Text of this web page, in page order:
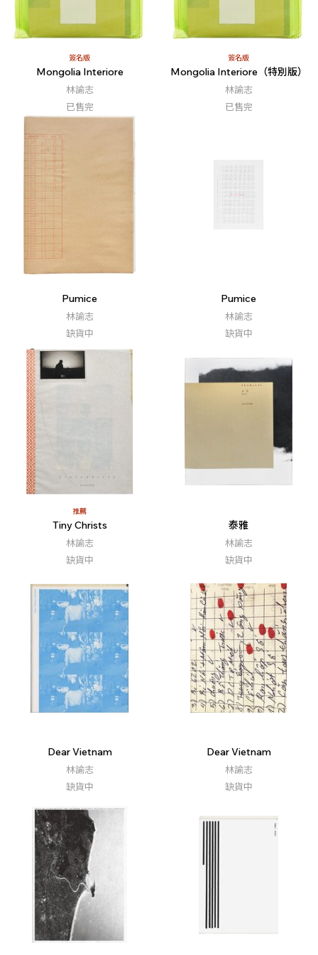
簽名版
Mongolia Interiore
林諭志
已售完
簽名版
Mongolia Interiore（特別版）
林諭志
已售完
Pumice
林諭志
缺貨中
Pumice
林諭志
缺貨中
推薦
Tiny Christs
林諭志
缺貨中
泰雅
林諭志
缺貨中
Dear Vietnam
林諭志
缺貨中
Dear Vietnam
林諭志
缺貨中